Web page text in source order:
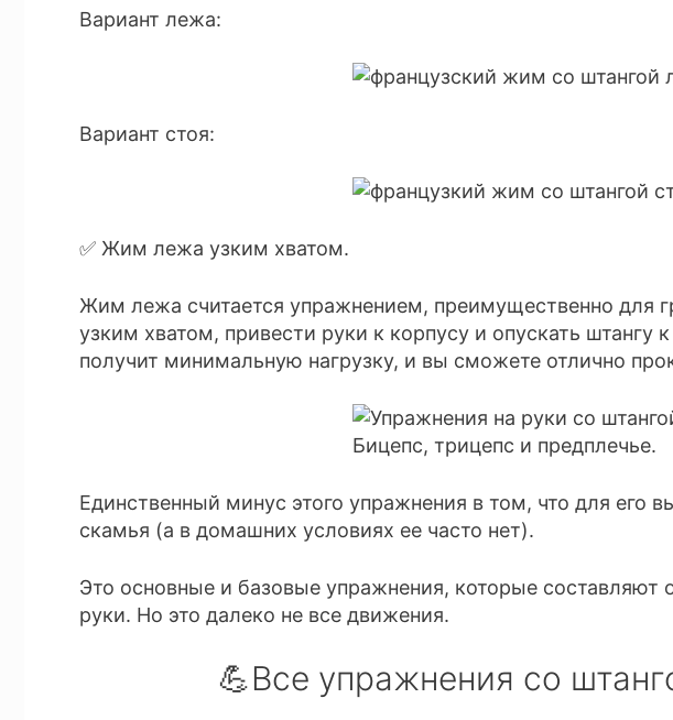
Вариант лежа:
Вариант стоя:
✅ Жим лежа узким хватом.
Жим лежа считается упражнением, преимущественно для
узким хватом, привести руки к корпусу и опускать штангу
получит минимальную нагрузку, и вы сможете отлично
Единственный минус этого упражнения в том, что для его
скамья (а в домашних условиях ее часто нет).
Это основные и базовые упражнения, которые составляют
руки. Но это далеко не все движения.
💪Все упражнения со